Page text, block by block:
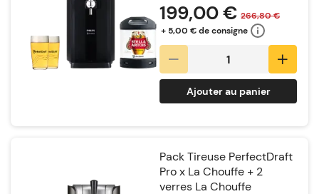
199,00 € 266,80 €
+ 5,00 € de consigne
Ajouter au panier
Pack Tireuse PerfectDraft
Pro x La Chouffe + 2
verres La Chouffe